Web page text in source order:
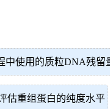
中使用的质粒DNA残留
估重组蛋白的纯度水平